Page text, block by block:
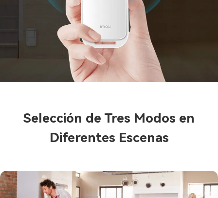
Selección de Tres Modos en
Diferentes Escenas